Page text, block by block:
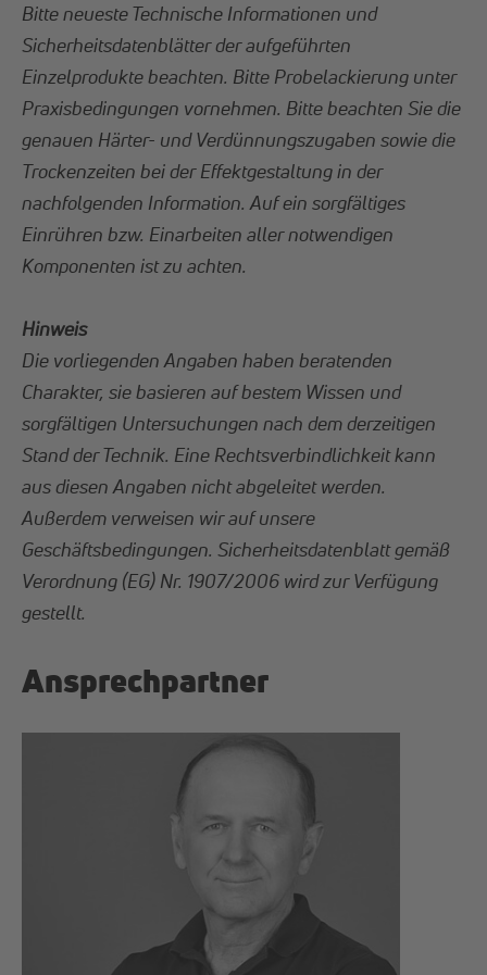
Bitte neueste Technische Informationen und
Sicherheitsdatenblätter der aufgeführten
Einzelprodukte beachten. Bitte Probelackierung unter
Praxisbedingungen vornehmen. Bitte beachten Sie die
genauen Härter- und Verdünnungszugaben sowie die
Trockenzeiten bei der Effektgestaltung in der
nachfolgenden Information. Auf ein sorgfältiges
Einrühren bzw. Einarbeiten aller notwendigen
Komponenten ist zu achten.
Hinweis
Die vorliegenden Angaben haben beratenden
Charakter, sie basieren auf bestem Wissen und
sorgfältigen Untersuchungen nach dem derzeitigen
Stand der Technik. Eine Rechtsverbindlichkeit kann
aus diesen Angaben nicht abgeleitet werden.
Außerdem verweisen wir auf unsere
Geschäftsbedingungen. Sicherheitsdatenblatt gemäß
Verordnung (EG) Nr. 1907/2006 wird zur Verfügung
gestellt.
Ansprechpartner